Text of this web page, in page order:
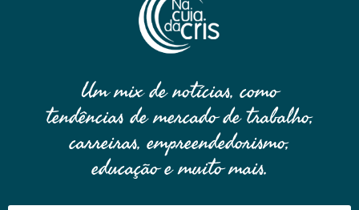
Um mix de notícias, como
tendências de mercado de trabalho,
carreiras, empreendedorismo,
educação e muito mais.